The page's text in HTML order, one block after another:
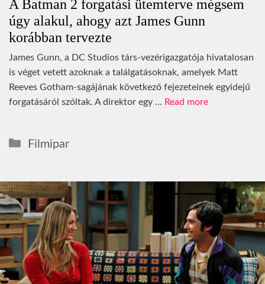
A Batman 2 forgatási ütemterve mégsem
úgy alakul, ahogy azt James Gunn
korábban tervezte
James Gunn, a DC Studios társ-vezérigazgatója hivatalosan
is véget vetett azoknak a találgatásoknak, amelyek Matt
Reeves Gotham-sagájának következő fejezeteinek egyidejű
forgatásáról szóltak. A direktor egy … Read more
Kategória
Filmipar